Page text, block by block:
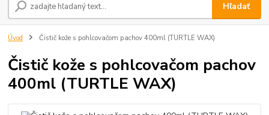
Hľadať
Úvod Čistič kože s pohlcovačom pachov 400ml (TURTLE WAX)
Čistič kože s pohlcovačom pachov
400ml (TURTLE WAX)